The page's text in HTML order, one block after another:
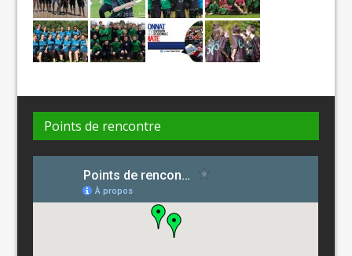
Points de rencontre